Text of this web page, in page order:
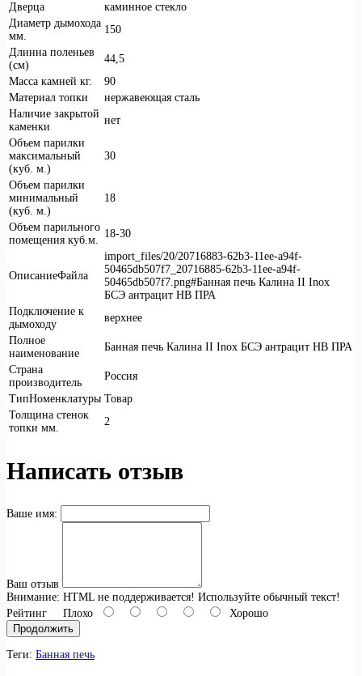
Дверца
каминное стекло
Диаметр дымохода
мм.
150
Длинна поленьев
(см)
44,5
Масса камней кг.
90
Материал топки
нержавеющая сталь
Наличие закрытой
каменки
нет
Объем парилки
максимальный
(куб. м.)
30
Объем парилки
минимальный
(куб. м.)
18
Объем парильного
помещения куб.м.
18-30
ОписаниеФайла
import_files/20/20716883-62b3-11ee-a94f-
50465db507f7_20716885-62b3-11ee-a94f-
50465db507f7.png#Банная печь Калина II Inox
БСЭ антрацит НВ ПРА
Подключение к
дымоходу
верхнее
Полное
наименование
Банная печь Калина II Inox БСЭ антрацит НВ ПРА
Страна
производитель
Россия
ТипНоменклатуры Товар
Толщина стенок
топки мм.
2
Написать отзыв
Ваше имя:
Ваш отзыв
Внимание: HTML не поддерживается! Используйте обычный текст!
Рейтинг Плохо
Хорошо
Продолжить
Теги: Банная печь